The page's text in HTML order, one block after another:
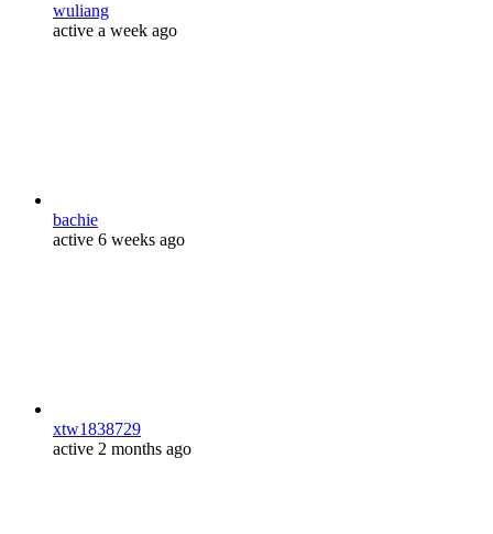
wuliang
active a week ago
bachie
active 6 weeks ago
xtw1838729
active 2 months ago